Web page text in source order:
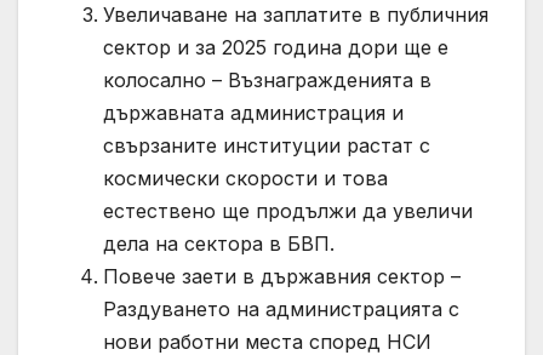
Увеличаване на заплатите в публичния
сектор и за 2025 година дори ще е
колосално – Възнагражденията в
държавната администрация и
свързаните институции растат с
космически скорости и това
естествено ще продължи да увеличи
дела на сектора в БВП.
Повече заети в държавния сектор –
Раздуването на администрацията с
нови работни места според НСИ